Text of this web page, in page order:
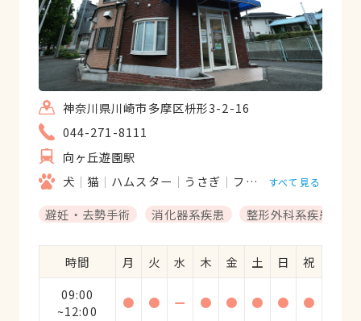
神奈川県川崎市多摩区枡形3-2-16
044-271-8111
向ヶ丘遊園駅
犬
猫 ハムスター うさぎ フェレット 鳥類
すべて見る
避妊・去勢手術 消化器系疾患 整形外科系疾患
時間 月 火 水 木 金 土 日
祝
09:00
~12:00
● ● ー ● ● ● ● ●